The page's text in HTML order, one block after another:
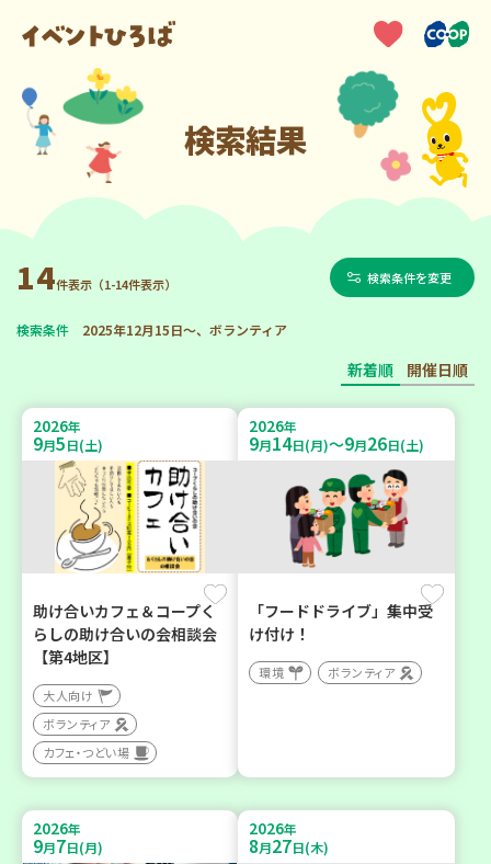
検索結果
14件表示（1-14件表示） 検索条件を変更
検索条件 2025年12月15日～、ボランティア
新着順 開催日順
2026年
9月5日(土)
助け合いカフェ＆コープく
らしの助け合いの会相談会
【第4地区】
大人向け
ボランティア
カフェ・つどい場
2026年
9月14日(月)～9月26日(土)
「フードドライブ」集中受
け付け！
環境 ボランティア
2026年
9月7日(月)
2026年
8月27日(木)